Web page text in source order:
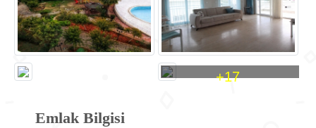
+17
Emlak Bilgisi